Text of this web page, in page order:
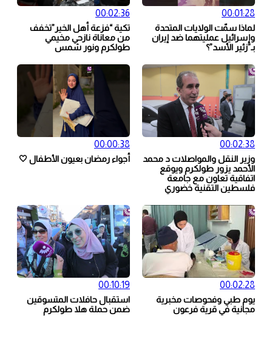
00:01:28
لماذا سمّت الولايات المتحدة
وإسرائيل عمليتهما ضد إيران
بـ”زئير الأسد”؟
00:02:36
تكية “فزعة أهل الخير”تخفف
من معاناة نازحي مخيمي
طولكرم ونور شمس
00:02:38
وزير النقل والمواصلات د محمد
الأحمد يزور طولكرم ويوقع
اتفاقية تعاون مع جامعة
فلسطين التقنية خضوري
00:00:38
أجواء رمضان بعيون الأطفال 🤍
00:02:28
يوم طبي وفحوصات مخبرية
مجانية في قرية فرعون
00:10:19
استقبال حافلات المتسوقين
ضمن حملة هلا طولكرم